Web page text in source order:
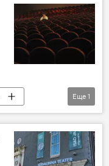
Еще 1